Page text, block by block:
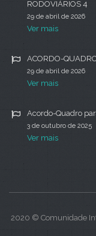
RODOVIÁRIOS 4
29 de abril de 2026
Ver mais
ACORDO-
29 de abril de 2026
Ver mais
Acordo-Quadro
3 de outubro de 2025
Ver mais
2020 © Comunidade